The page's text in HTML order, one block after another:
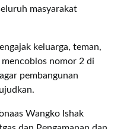
masyarakat
keluarga, teman,
nomor 2 di
pembangunan
Wangko Ishak